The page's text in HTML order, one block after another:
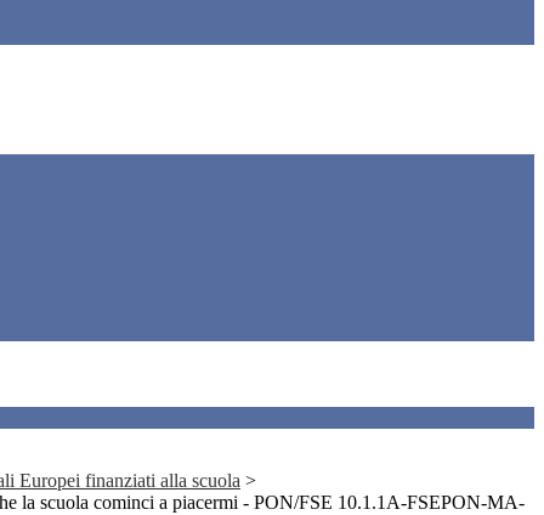
Europei finanziati alla scuola >
la scuola cominci a piacermi - PON/FSE 10.1.1A-FSEPON-MA-